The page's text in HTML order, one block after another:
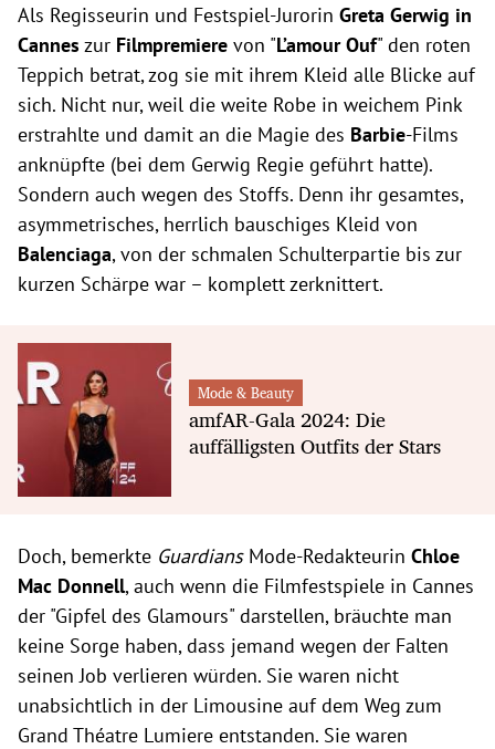
Als Regisseurin und Festspiel-Jurorin Greta Gerwig in
Cannes zur Filmpremiere von "L’amour Ouf" den roten
Teppich betrat, zog sie mit ihrem Kleid alle Blicke auf
sich. Nicht nur, weil die weite Robe in weichem Pink
erstrahlte und damit an die Magie des Barbie-Films
anknüpfte (bei dem Gerwig Regie geführt hatte).
Sondern auch wegen des Stoffs. Denn ihr gesamtes,
asymmetrisches, herrlich bauschiges Kleid von
Balenciaga, von der schmalen Schulterpartie bis zur
kurzen Schärpe war – komplett zerknittert.
Mode & Beauty
amfAR-Gala 2024: Die
auffälligsten Outfits der Stars
Doch, bemerkte GuardiansMode-Redakteurin Chloe
Mac Donnell, auch wenn die Filmfestspiele in Cannes
der "Gipfel des Glamours" darstellen, bräuchte man
keine Sorge haben, dass jemand wegen der Falten
seinen Job verlieren würden. Sie waren nicht
unabsichtlich in der Limousine auf dem Weg zum
Grand Théatre Lumiere entstanden. Sie waren